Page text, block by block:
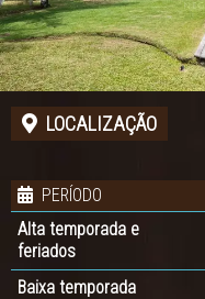
LOCALIZAÇÃO
PERÍODO
Alta temporada e
feriados
Baixa temporada